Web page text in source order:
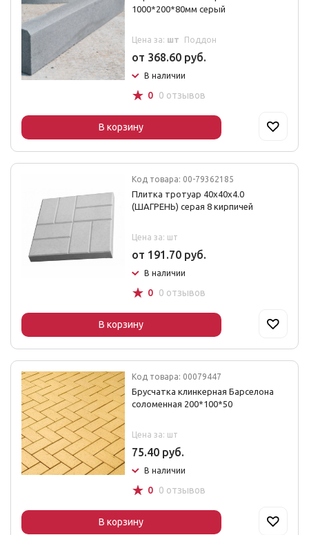
1000*200*80мм серый
Цена за: шт Поддон
от 368.60 руб.
В наличии
☆ 0 0 отзывов
В корзину
Код товара: 00-79362185
Плитка тротуар 40х40х4.0
(ШАГРЕНЬ) серая 8 кирпичей
Цена за: шт
от 191.70 руб.
В наличии
☆ 0 0 отзывов
В корзину
Код товара: 00079447
Брусчатка клинкерная Барселона
соломенная 200*100*50
Цена за: шт
75.40 руб.
В наличии
☆ 0 0 отзывов
В корзину